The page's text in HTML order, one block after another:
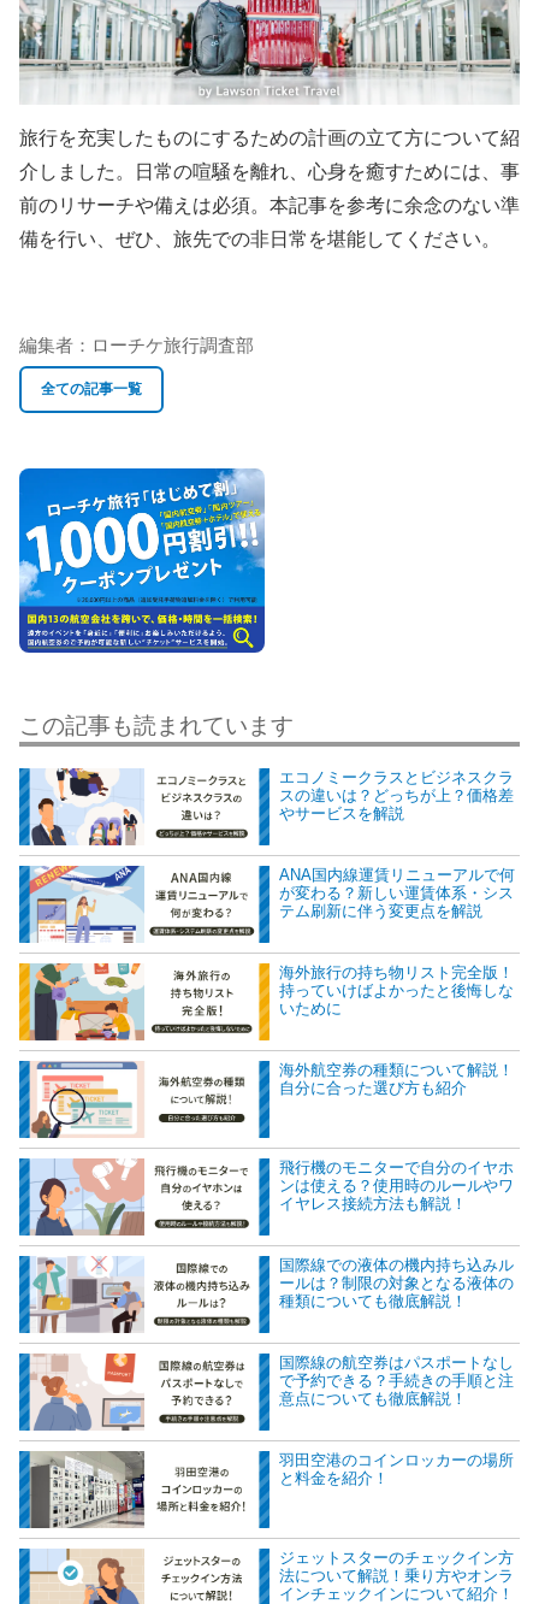
旅行を充実したものにするための計画の立て方について紹
介しました。日常の喧騒を離れ、心身を癒すためには、事
前のリサーチや備えは必須。本記事を参考に余念のない準
備を行い、ぜひ、旅先での非日常を堪能してください。
編集者： ローチケ旅行調査部
全ての記事一覧
この記事も読まれています
エコノミークラスとビジネスクラ
スの違いは？どっちが上？価格差
やサービスを解説
ANA国内線運賃リニューアルで何
が変わる？新しい運賃体系・シス
テム刷新に伴う変更点を解説
海外旅行の持ち物リスト完全版！
持っていけばよかったと後悔しな
いために
海外航空券の種類について解説！
自分に合った選び方も紹介
飛行機のモニターで自分のイヤホ
ンは使える？使用時のルールやワ
イヤレス接続方法も解説！
国際線での液体の機内持ち込みル
ールは？制限の対象となる液体の
種類についても徹底解説！
国際線の航空券はパスポートなし
で予約できる？手続きの手順と注
意点についても徹底解説！
羽田空港のコインロッカーの場所
と料金を紹介！
ジェットスターのチェックイン方
法について解説！乗り方やオンラ
インチェックインについて紹介！